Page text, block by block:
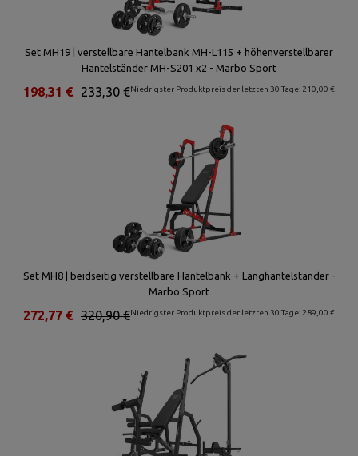
Set MH19 | verstellbare Hantelbank MH-L115 + höhenverstellbarer
Hantelständer MH-S201 x2 - Marbo Sport
Niedrigster Produktpreis der letzten 30 Tage: 210,00 €
233,30 €
198,31 €
Set MH8 | beidseitig verstellbare Hantelbank + Langhantelständer -
Marbo Sport
Niedrigster Produktpreis der letzten 30 Tage: 289,00 €
320,90 €
272,77 €